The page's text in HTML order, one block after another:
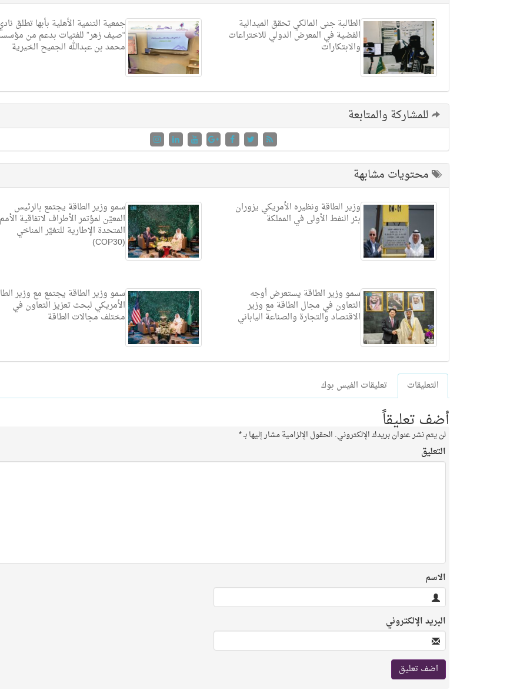
جمعية التنمية الأهلية بأبها تطلق
“صيف زهر” للفتيات بدعم من
محمد بن عبدالله الجميح الخيرية
الطالبة جنى المالكي تحقق الميدالية
الفضية في المعرض الدولي للاختراعات
والابتكارات
للمشاركة والمتابعة
محتويات مشابهة
سمو وزير الطاقة يجتمع بالرئيس
المعيَّن لمؤتمر الأطراف لاتفاقية
المتحدة الإطارية للتغيَّر المناخي
(COP30)
وزير الطاقة ونظيره الأمريكي يزوران
بئر النفط الأولى في المملكة
سمو وزير الطاقة يجتمع مع وزير
الأمريكي لبحث تعزيز التعاون في
مختلف مجالات الطاقة
سمو وزير الطاقة يستعرض أوجه
التعاون في مجال الطاقة مع وزير
الاقتصاد والتجارة والصناعة الياباني
التعليقات تعليقات الفيس بوك
أضف تعليقاً
لن يتم نشر عنوان بريدك الإلكتروني. الحقول الإلزامية مشار إليها بـ*
التعليق
الاسم
البريد الإلكتروني